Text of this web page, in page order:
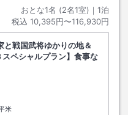
おとな1名 (2名1室)｜ 1泊
税込 10,395円〜116,930円
と戦国武将ゆかりの地＆
ペシャルプラン】食事な
米